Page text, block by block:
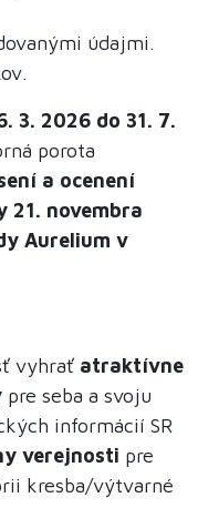
údajmi.
3. 2026 do 31. 7.
porota
a ocenení
21. novembra
Aurelium v
vyhrať atraktívne
pre seba a svoju
informácií SR
verejnosti pre
kresba/výtvarné